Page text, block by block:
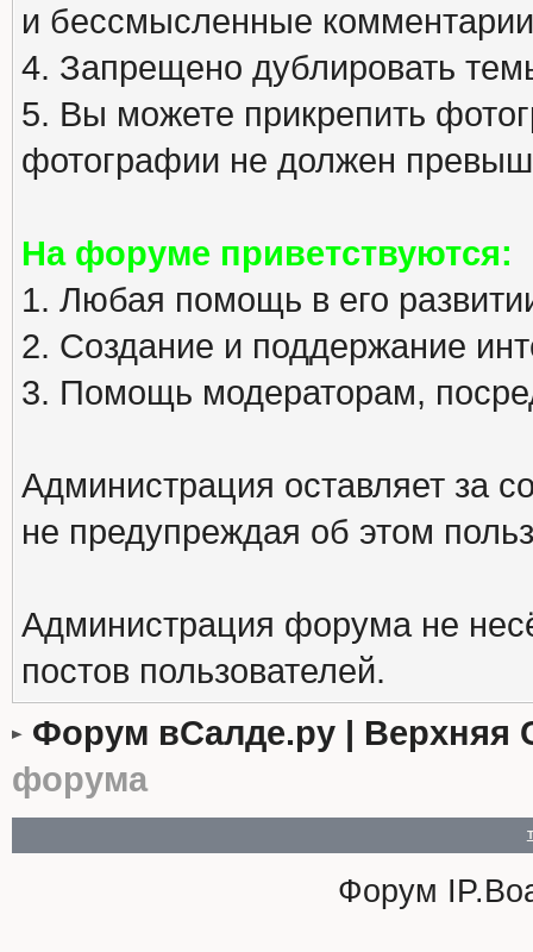
и бессмысленные
4. Запрещено дублировать
5. Вы можете прикрепить
фотографии не должен
На форуме приветствуются:
1. Любая помощь в его
2. Создание и поддержание
3. Помощь модераторам,
Администрация оставляет за
не предупреждая об этом
Администрация форума не
постов пользователей.
Форум вСалде.ру | Верхняя
форума
Форум